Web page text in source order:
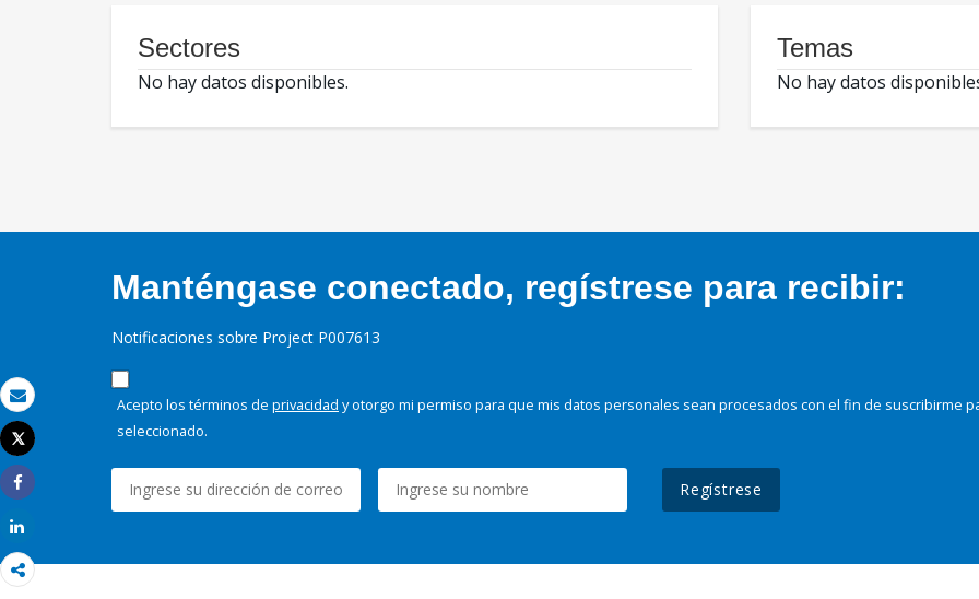
Correo electrónico
Imprimir
Tweet
Share
Sectores
No hay datos disponibles.
Temas
No hay datos
Manténgase conectado, regístrese para recibir:
Notificaciones sobre Project P007613
Acepto los términos de privacidad y otorgo mi permiso para que mis datos personales sean procesados con el fin de suscribirme
seleccionado.
Regístrese